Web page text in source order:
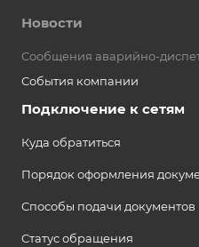
Новости
Сообщения аварийно-
События компании
Подключение к сетям
Куда обратиться
Порядок оформления
Способы подачи документов
Статус обращения